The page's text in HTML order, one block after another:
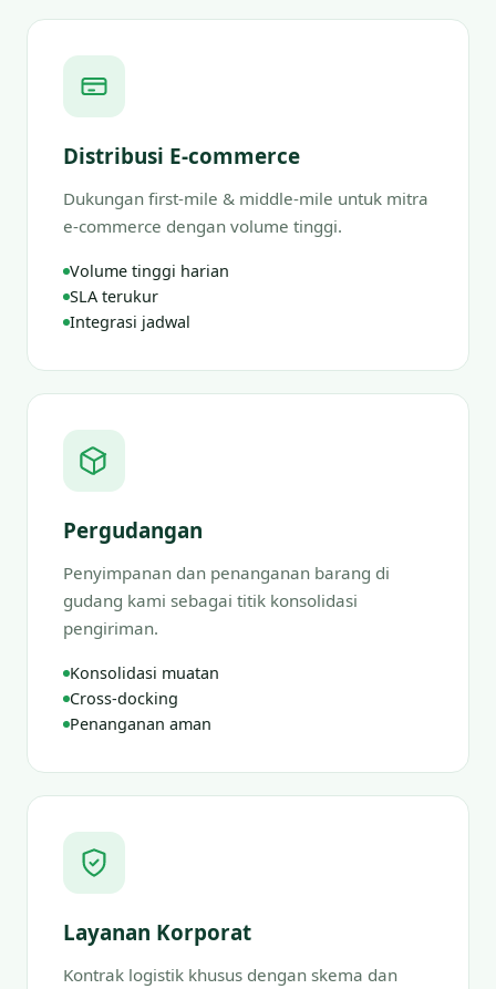
Distribusi E-commerce
Dukungan first-mile & middle-mile untuk mitra
e-commerce dengan volume tinggi.
Volume tinggi harian
SLA terukur
Integrasi jadwal
Pergudangan
Penyimpanan dan penanganan barang di
gudang kami sebagai titik konsolidasi
pengiriman.
Konsolidasi muatan
Cross-docking
Penanganan aman
Layanan Korporat
Kontrak logistik khusus dengan skema dan